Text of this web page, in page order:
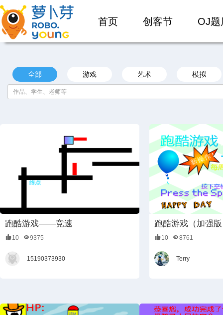
首页 创客节 OJ题
全部 游戏 艺术 模拟
跑酷游戏——竞速
10 9375
15190373930
跑酷游戏（加强
10 8761
Terry